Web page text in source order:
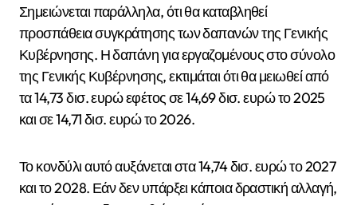
Σημειώνεται παράλληλα, ότι θα καταβληθεί
προσπάθεια συγκράτησης των δαπανών της Γενικής
Κυβέρνησης. Η δαπάνη για εργαζομένους στο σύνολο
της Γενικής Κυβέρνησης, εκτιμάται ότι θα μειωθεί από
τα 14,73 δισ. ευρώ εφέτος σε 14,69 δισ. ευρώ το 2025
και σε 14,71 δισ. ευρώ το 2026.
Το κονδύλι αυτό αυξάνεται στα 14,74 δισ. ευρώ το 2027
και το 2028. Εάν δεν υπάρξει κάποια δραστική αλλαγή,